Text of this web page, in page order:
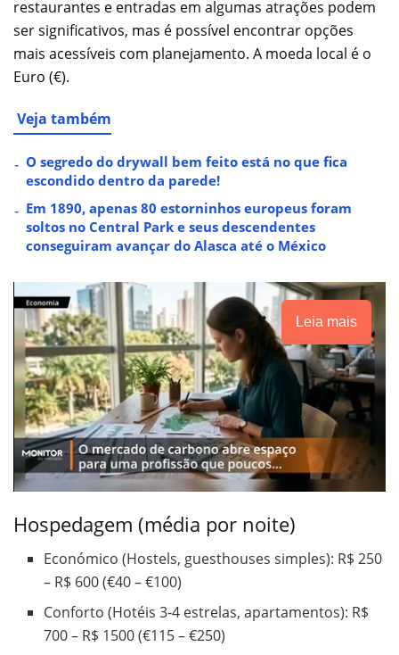
restaurantes e entradas em algumas atrações podem
ser significativos, mas é possível encontrar opções
mais acessíveis com planejamento. A moeda local é o
Euro (€).
Veja também
O segredo do drywall bem feito está no que fica
escondido dentro da parede!
Em 1890, apenas 80 estorninhos europeus foram
soltos no Central Park e seus descendentes
conseguiram avançar do Alasca até o México
Leia mais
Hospedagem (média por noite)
Económico (Hostels, guesthouses simples): R$ 250
– R$ 600 (€40 – €100)
Conforto (Hotéis 3-4 estrelas, apartamentos): R$
700 – R$ 1500 (€115 – €250)